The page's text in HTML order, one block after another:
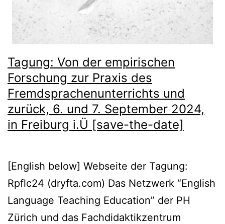
Tagung: Von der empirischen
Forschung zur Praxis des
Fremdsprachenunterrichts und
zurück, 6. und 7. September 2024,
in Freiburg i.Ü [save-the-date]
[English below] Webseite der Tagung:
Rpflc24 (dryfta.com) Das Netzwerk “English
Language Teaching Education” der PH
Zürich und das Fachdidaktikzentrum